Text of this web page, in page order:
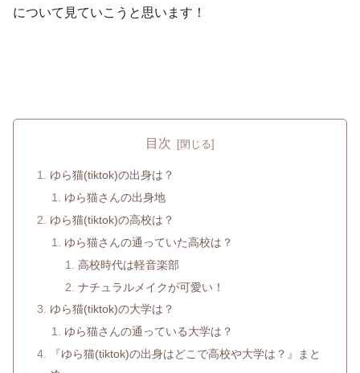
について見ていこうと思います！
目次
ゆら猫(tiktok)の出身は？
ゆら猫さんの出身地
ゆら猫(tiktok)の高校は？
ゆら猫さんの通っていた高校は？
高校時代は軽音楽部
ナチュラルメイクが可愛い！
ゆら猫(tiktok)の大学は？
ゆら猫さんの通っている大学は？
『ゆら猫(tiktok)の出身はどこで高校や大学は？』まと